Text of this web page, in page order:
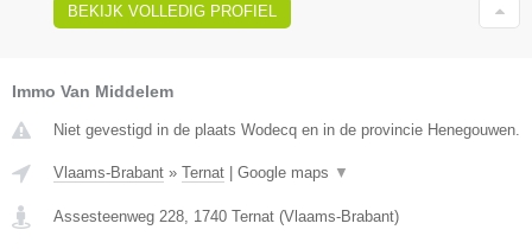
BEKIJK VOLLEDIG PROFIEL
Immo Van Middelem
Niet gevestigd in de plaats Wodecq en in de provincie Henegouwen.
Vlaams-Brabant » Ternat Google maps ▼
Assesteenweg 228 1740 Ternat (Vlaams-Brabant)